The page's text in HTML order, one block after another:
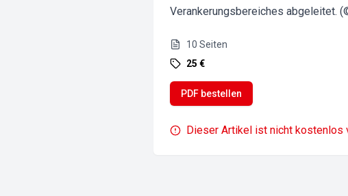
Verankerungsbereiches abgeleitet.
10 Seiten
25 €
PDF bestellen
Dieser Artikel ist nicht kostenlos